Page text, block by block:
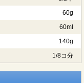
60g
60ml
140g
1/8コ分